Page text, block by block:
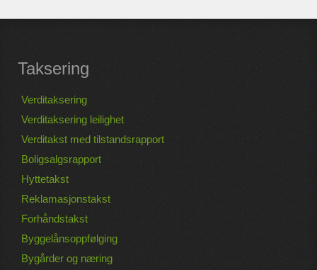
Taksering
Verditaksering
Verditaksering leilighet
Verditakst med tilstandsrapport
Boligsalgsrapport
Hyttetakst
Reklamasjonstakst
Forhåndstakst
Byggelånsoppfølging
Bygårder og næring